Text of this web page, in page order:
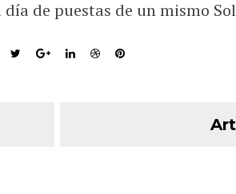
de puestas de un mismo